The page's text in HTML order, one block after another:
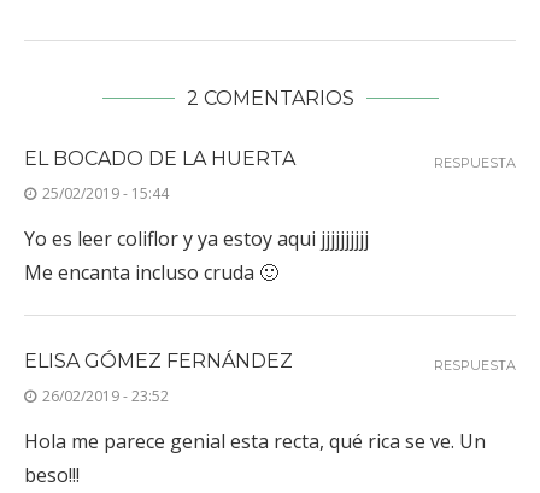
2 COMENTARIOS
EL BOCADO DE LA HUERTA
25/02/2019 - 15:44
Yo es leer coliflor y ya estoy aqui jjjjjjjjjj
Me encanta incluso cruda 🙂
RESPUESTA
ELISA GÓMEZ FERNÁNDEZ
26/02/2019 - 23:52
Hola me parece genial esta recta, qué rica se ve. Un
beso!!!
RESPUESTA